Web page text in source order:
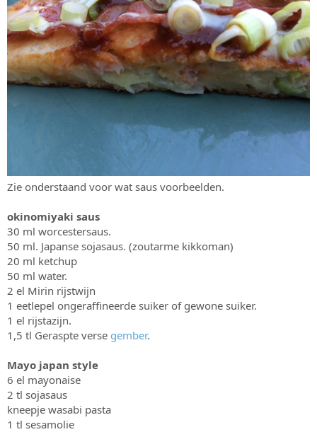
Zie onderstaand voor wat saus voorbeelden.
okinomiyaki saus
30 ml worcestersaus.
50 ml. Japanse sojasaus. (zoutarme kikkoman)
20 ml ketchup
50 ml water.
2 el Mirin rijstwijn
1 eetlepel ongeraffineerde suiker of gewone suiker.
1 el rijstazijn.
1,5 tl Geraspte verse gember.
Mayo japan style
6 el mayonaise
2 tl sojasaus
kneepje wasabi pasta
1 tl sesamolie